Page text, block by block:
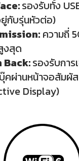
รองรับทั้ง
กับรุ่นหัวต่อ)
ความถี่
งสุด
Back:รองรับกา
คผ่านหน้าจอสัมผั
Display)